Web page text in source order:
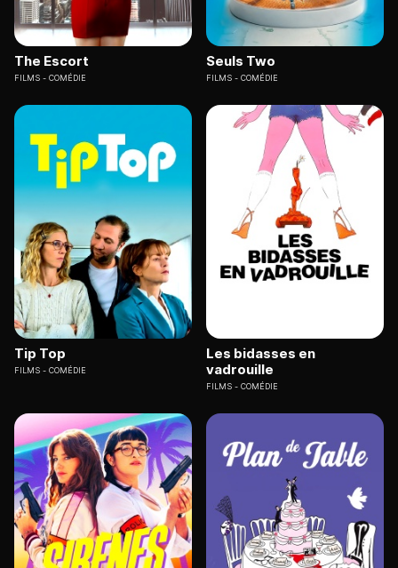
The Escort
FILMS COMÉDIE
Seuls Two
FILMS COMÉDIE
Tip Top
FILMS COMÉDIE
Les bidasses en
vadrouille
FILMS COMÉDIE